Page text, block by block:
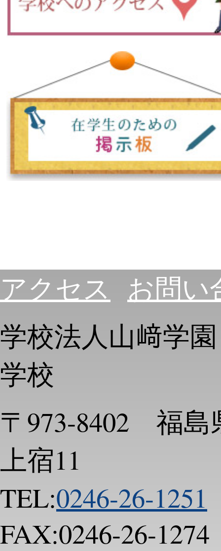
アクセス
お問い
学校法人山﨑学
学校
〒973-8402 福島
上宿11
TEL:0246-26-1251
FAX:0246-26-1274